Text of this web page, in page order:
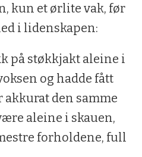
kun et ørlite vak, før
i lidenskapen:
på støkkjakt aleine i
og hadde fått
akkurat den samme
aleine i skauen,
forholdene, full